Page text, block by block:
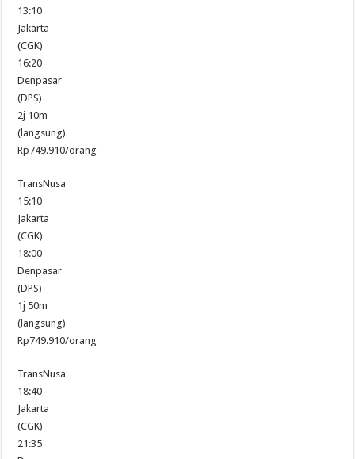
13:10
Jakarta
(CGK)
16:20
Denpasar
(DPS)
2j 10m
(langsung)
Rp749.910/orang
TransNusa
15:10
Jakarta
(CGK)
18:00
Denpasar
(DPS)
1j 50m
(langsung)
Rp749.910/orang
TransNusa
18:40
Jakarta
(CGK)
21:35